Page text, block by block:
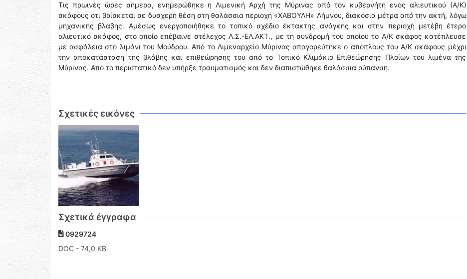
Τις πρωινές ώρες σήμερα, ενημερώθηκε η Λιμενική Αρχή της Μύρινας από τον κυβερνήτη ενός αλιευτικού (Α/Κ)
σκάφους ότι βρίσκεται σε δυσχερή θέση στη θαλάσσια περιοχή «ΧΑΒΟΥΛΗ» Λήμνου, διακόσια μέτρα από την ακτή, λόγω
μηχανικής βλάβης. Αμέσως ενεργοποιήθηκε το τοπικό σχέδιο έκτακτης ανάγκης και στην περιοχή μετέβη έτερο
αλιευτικό σκάφος, στο οποίο επέβαινε στέλεχος Λ.Σ.-ΕΛ.ΑΚΤ., με τη συνδρομή του οποίου το Α/Κ σκάφος κατέπλευσε
με ασφάλεια στο λιμάνι του Μούδρου. Από το Λιμεναρχείο Μύρινας απαγορεύτηκε ο απόπλους του Α/Κ σκάφους μέχρι
την αποκατάσταση της βλάβης και επιθεώρησης του από το Τοπικό Κλιμάκιο Επιθεώρησης Πλοίων του λιμένα της
Μύρινας. Από το περιστατικό δεν υπήρξε τραυματισμός και δεν διαπιστώθηκε θαλάσσια ρύπανση.
Σχετικές εικόνες
Σχετικά έγγραφα
0929724
DOC - 74,0 KB